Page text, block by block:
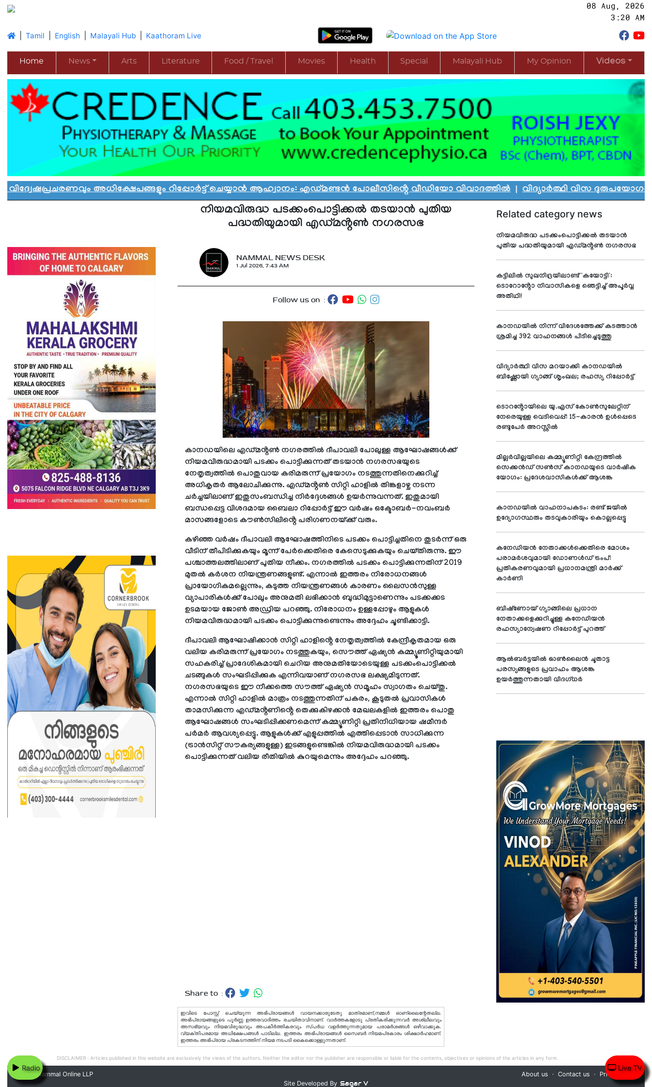
08 Aug, 2026
3:20 AM
|Tamil English Malayali Hub Kaathoram Live
Radio Live TV
Home News Arts Literature Food / Travel Movies Health Special Malayali Hub My Opinion Videos
അധിക്ഷേപങ്ങളും റിപ്പോർട്ട് ചെയ്യാൻ ആഹ്വാനം: എഡ്മണ്ടൻ പോലീസിൻ്റെ വീഡിയോ വിവാദത്തിൽ|വിദ്യാർത്ഥി വിസ ദുരുപയോഗം ചെയ്ത്
നിയമവിരുദ്ധ പടക്കംപൊട്ടിക്കൽ തടയാൻ പുതിയ
പദ്ധതിയുമായി എഡ്മൻ്റൺ നഗരസഭ
NAMMAL NEWS DESK
1 Jul 2026, 7:43 AM
Follow us on :
കാനഡയിലെ എഡ്മൻ്റൺ നഗരത്തിൽ ദീപാവലി പോലുള്ള ആഘോഷങ്ങൾക്ക്
നിയമവിരുദ്ധമായി പടക്കം പൊട്ടിക്കുന്നത് തടയാൻ നഗരസഭയുടെ
നേതൃത്വത്തിൽ പൊതുവായ കരിമരുന്ന് പ്രയോഗം നടത്തുന്നതിനെക്കുറിച്ച്
അധികൃതർ ആലോചിക്കുന്നു. എഡ്മൻ്റൺ സിറ്റി ഹാളിൽ തിങ്കളാഴ്ച നടന്ന
ചർച്ചയിലാണ് ഇതുസംബന്ധിച്ച നിർദ്ദേശങ്ങൾ ഉയർന്നുവന്നത്. ഇതുമായി
ബന്ധപ്പെട്ട വിശദമായ ബൈലാ റിപ്പോർട്ട് ഈ വർഷം ഒക്ടോബർ-നവംബർ
മാസങ്ങളോടെ കൗൺസിലിൻ്റെ പരിഗണനയ്ക്ക് വരും.
കഴിഞ്ഞ വർഷം ദീപാവലി ആഘോഷത്തിനിടെ പടക്കം പൊട്ടിച്ചതിനെ തുടർന്ന് ഒരു
വീടിന് തീപിടിക്കുകയും മൂന്ന് പേർക്കെതിരെ കേസെടുക്കുകയും ചെയ്തിരുന്നു. ഈ
പശ്ചാത്തലത്തിലാണ് പുതിയ നീക്കം. നഗരത്തിൽ പടക്കം പൊട്ടിക്കുന്നതിന് 2019
മുതൽ കർശന നിയന്ത്രണങ്ങളുണ്ട്. എന്നാൽ ഇത്തരം നിരോധനങ്ങൾ
പ്രായോഗികമല്ലെന്നും, കടുത്ത നിയന്ത്രണങ്ങൾ കാരണം ലൈസൻസുള്ള
വ്യാപാരികൾക്ക് പോലും അനുമതി ലഭിക്കാൻ ബുദ്ധിമുട്ടാണെന്നും പടക്കക്കട
ഉടമയായ ജോൺ അഡ്രിയ പറഞ്ഞു. നിരോധനം ഉള്ളപ്പോഴും ആളുകൾ
നിയമവിരുദ്ധമായി പടക്കം പൊട്ടിക്കുന്നുണ്ടെന്നും അദ്ദേഹം ചൂണ്ടിക്കാട്ടി.
ദീപാവലി ആഘോഷിക്കാൻ സിറ്റി ഹാളിൻ്റെ നേതൃത്വത്തിൽ കേന്ദ്രീകൃതമായ ഒരു
വലിയ കരിമരുന്ന് പ്രയോഗം നടത്തുകയും, സൌത്ത് ഏഷ്യൻ കമ്മ്യൂണിറ്റിയുമായി
സഹകരിച്ച് പ്രാദേശികമായി ചെറിയ അനുമതിയോടെയുള്ള പടക്കംപൊട്ടിക്കൽ
ചടങ്ങുകൾ സംഘടിപ്പിക്കുക എന്നിവയാണ് നഗരസഭ ലക്ഷ്യമിടുന്നത്.
നഗരസഭയുടെ ഈ നീക്കത്തെ സൗത്ത് ഏഷ്യൻ സമൂഹം സ്വാഗതം ചെയ്തു.
എന്നാൽ സിറ്റി ഹാളിൽ മാത്രം നടത്തുന്നതിന് പകരം, കൂടുതൽ പ്രവാസികൾ
താമസിക്കുന്ന എഡ്മൻ്റണിൻ്റെ തെക്കുകിഴക്കൻ മേഖലകളിൽ ഇത്തരം പൊതു
ആഘോഷങ്ങൾ സംഘടിപ്പിക്കണമെന്ന് കമ്മ്യൂണിറ്റി പ്രതിനിധിയായ ഷമീന്ദർ
പർമർ ആവശ്യപ്പെട്ടു. ആളുകൾക്ക് എളുപ്പത്തിൽ എത്തിപ്പെടാൻ സാധിക്കുന്ന
(ട്രാൻസിറ്റ് സൗകര്യങ്ങളുള്ള) ഇടങ്ങളുണ്ടെങ്കിൽ നിയമവിരുദ്ധമായി പടക്കം
പൊട്ടിക്കുന്നത് വലിയ രീതിയിൽ കുറയുമെന്നും അദ്ദേഹം പറഞ്ഞു.
Share to :
ഇവിടെ പോസ്റ്റ് ചെയ്യുന്ന അഭിപ്രായങ്ങള്‍ വായനക്കാരുടേതു മാത്രമാണ്,നമ്മൾ ഓണ്ലൈന്റേതല്ല.
അഭിപ്രായങ്ങളുടെ പൂർണ്ണ ഉത്തരവാദിത്തം രചയിതാവിനാണ്. വാര്‍ത്തകളോടു പ്രതികരിക്കുന്നവര്‍ അശ്ലീലവും
അസഭ്യവും നിയമവിരുദ്ധവും അപകീര്‍ത്തികരവും സ്പര്‍ധ വളര്‍ത്തുന്നതുമായ പരാമര്‍ശങ്ങള്‍ ഒഴിവാക്കുക.
വ്യക്തിപരമായ അധിക്ഷേപങ്ങള്‍ പാടില്ല. ഇത്തരം അഭിപ്രായങ്ങള്‍ സൈബര്‍ നിയമപ്രകാരം ശിക്ഷാര്‍ഹമാണ്.
ഇത്തരം അഭിപ്രായ പ്രകടനത്തിന് നിയമ നടപടി കൈക്കൊള്ളുന്നതാണ്.
Related category news
നിയമവിരുദ്ധ പടക്കംപൊട്ടിക്കൽ തടയാൻ
പുതിയ പദ്ധതിയുമായി എഡ്മൻ്റൺ നഗരസഭ
കട്ടിലിൽ സുഖനിദ്രയിലാണ്ട് 'കയോട്ടി':
ടൊറോൻ്റോ നിവാസികളെ ഞെട്ടിച്ച് അപൂർവ്വ
അതിഥി!
കാനഡയിൽ നിന്ന് വിദേശത്തേക്ക് കടത്താൻ
ശ്രമിച്ച 392 വാഹനങ്ങൾ പിടിച്ചെടുത്തു
വിദ്യാര്‍ത്ഥി വിസ മറയാക്കി കാനഡയില്‍
ബിഷ്ണോയി ഗ്യാങ്ങ് ശൃംഖല; രഹസ്യ റിപ്പോര്‍ട്ട്
ടൊറൻ്റോയിലെ യു.എസ് കോൺസുലേറ്റിന്
നേരെയുള്ള വെടിവെപ്പ്: 15-കാരൻ ഉൾപ്പെടെ
രണ്ടുപേർ അറസ്റ്റിൽ
മില്ലർവില്ലയിലെ കമ്മ്യൂണിറ്റി കേന്ദ്രത്തിൽ
സെക്കൻഡ് സൺസ് കാനഡയുടെ വാർഷിക
യോഗം: പ്രദേശവാസികൾക്ക് ആശങ്ക
കാനഡയിൽ വാഹനാപകടം: രണ്ട് ജയിൽ
ഉദ്യോഗസ്ഥരും തടവുകാരിയും കൊല്ലപ്പെട്ടു
കനേഡിയൻ നേതാക്കൾക്കെതിരെ മോശം
പരാമർശവുമായി ഡോണൾഡ് ട്രംപ്:
പ്രതികരണവുമായി പ്രധാനമന്ത്രി മാർക്ക്
കാർണി
ബിഷ്‌ണോയ് ഗ്യാങ്ങിലെ പ്രധാന
നേതാക്കളെക്കുറിച്ചുള്ള കനേഡിയൻ
രഹസ്യാന്വേഷണ റിപ്പോർട്ട് പുറത്ത്
ആൽബർട്ടയിൽ ഓൺലൈൻ ചൂതാട്ട
പരസ്യങ്ങളുടെ പ്രവാഹം ആശങ്ക
ഉയർത്തുന്നതായി വിദഗ്ധർ
DISCLAIMER : Articles published in this website are exclusively the views of the authors. Neither the editor nor the publisher are responsible or liable for the contents, objectives or opinions of the articles in any form.
© 2020 Nammal Online LLP About us Contact us
Privacy Policy
Site Developed By Sagar V